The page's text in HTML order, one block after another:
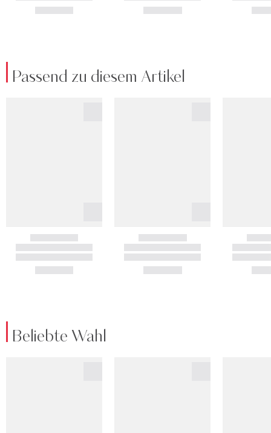
Passend zu diesem Artikel
Beliebte Wahl